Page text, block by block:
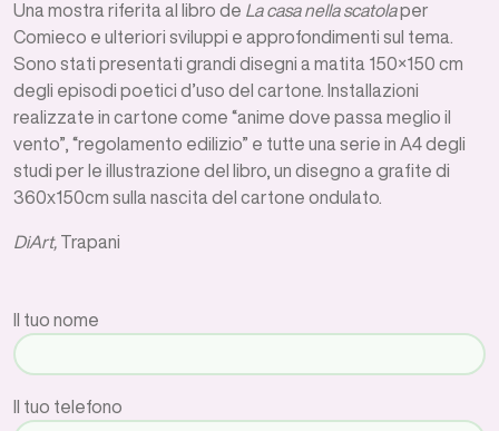
Una mostra riferita al libro de La casa nella scatolaper
Comieco e ulteriori sviluppi e approfondimenti sul tema.
Sono stati presentati grandi disegni a matita 150×150 cm
degli episodi poetici d’uso del cartone. Installazioni
realizzate in cartone come “anime dove passa meglio il
vento”, “regolamento edilizio” e tutte una serie in A4 degli
studi per le illustrazione del libro, un disegno a grafite di
360x150cm sulla nascita del cartone ondulato.
DiArt, Trapani
Il tuo nome
Il tuo telefono